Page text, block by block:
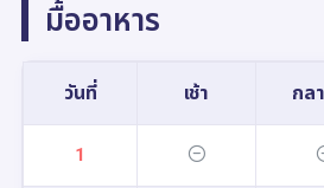
มื้ออาหาร
วันที่ เช้า กล
1